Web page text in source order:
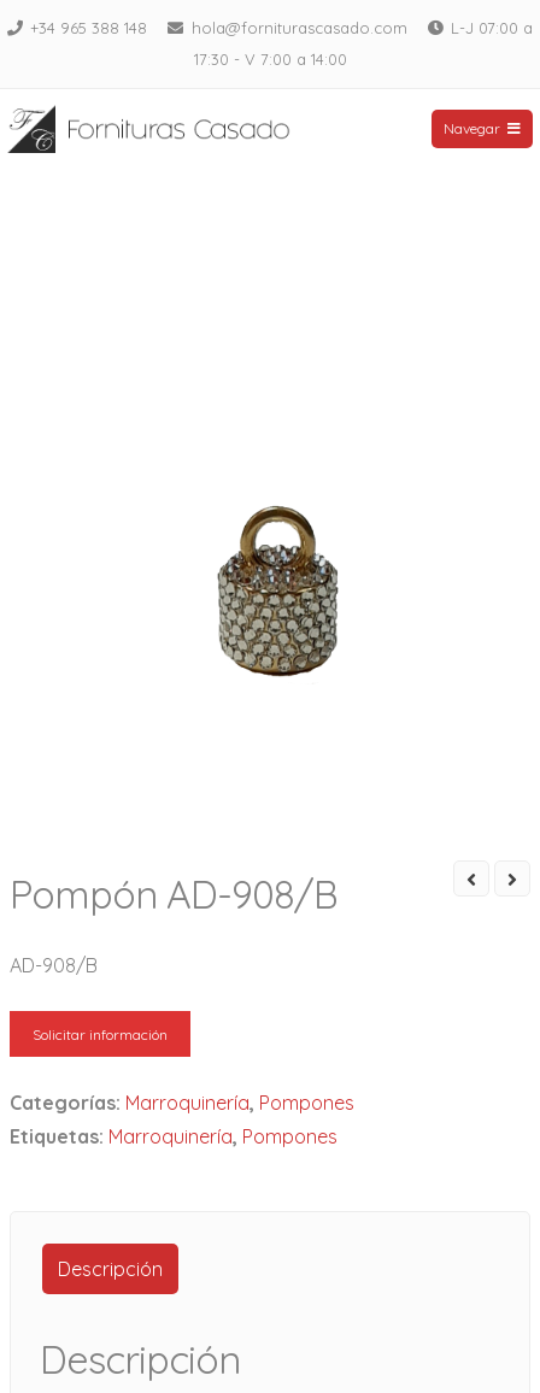
Saltar+34 965 388 148 hola@forniturascasado.com
L-J 07:00 a
17:30 - V 7:00 a 14:00
Fornituras Casado
Navegar
Pompón AD-908/B
AD-908/B
Solicitar información
Categorías: Marroquinería, Pompones
Etiquetas: Marroquinería, Pompones
Descripción
Descripción